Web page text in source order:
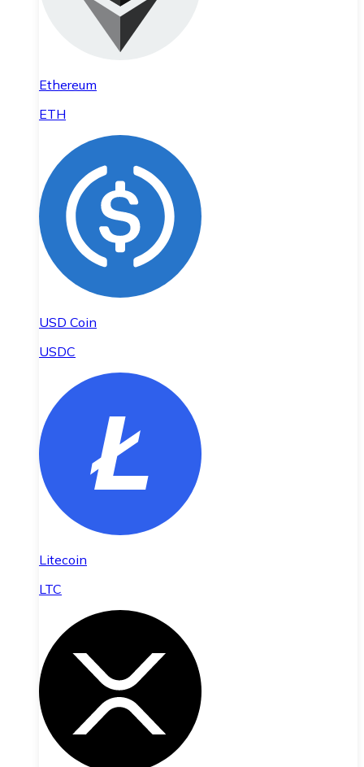
Ethereum
ETH
USD Coin
USDC
Litecoin
LTC